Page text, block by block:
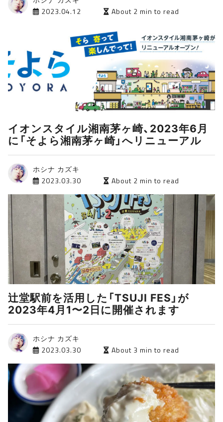
2023.04.12
About 2 min to read
イオンスタイル湘南茅ヶ崎、2023年6月
に「そよら湘南茅ヶ崎」へリニューアル
ホシナ カズキ
2023.03.30
About 2 min to read
辻堂駅前を活用した「TSUJI FES」が
2023年4月1〜2日に開催されます
ホシナ カズキ
2023.03.30
About 3 min to read